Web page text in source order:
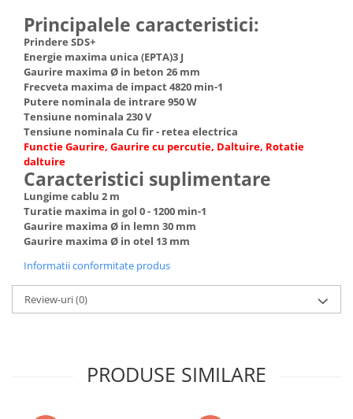
Principalele caracteristici:
Prindere SDS+
Energie maxima unica (EPTA)3 J
Gaurire maxima Ø in beton 26 mm
Frecveta maxima de impact 4820 min-1
Putere nominala de intrare 950 W
Tensiune nominala 230 V
Tensiune nominala Cu fir - retea electrica
Functie Gaurire, Gaurire cu percutie, Daltuire, Rotatie
daltuire
Caracteristici suplimentare
Lungime cablu 2 m
Turatie maxima in gol 0 - 1200 min-1
Gaurire maxima Ø in lemn 30 mm
Gaurire maxima Ø in otel 13 mm
Informatii conformitate produs
Review-uri(0)
PRODUSE SIMILARE